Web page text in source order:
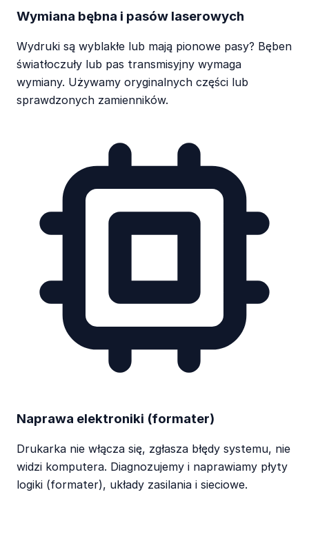
Wymiana bębna i pasów laserowych
Wydruki są wyblakłe lub mają pionowe pasy? Bęben
światłoczuły lub pas transmisyjny wymaga
wymiany. Używamy oryginalnych części lub
sprawdzonych zamienników.
Naprawa elektroniki (formater)
Drukarka nie włącza się, zgłasza błędy systemu, nie
widzi komputera. Diagnozujemy i naprawiamy płyty
logiki (formater), układy zasilania i sieciowe.